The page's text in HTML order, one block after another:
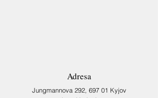
Adresa
Jungmannova 292, 697 01 Kyjov